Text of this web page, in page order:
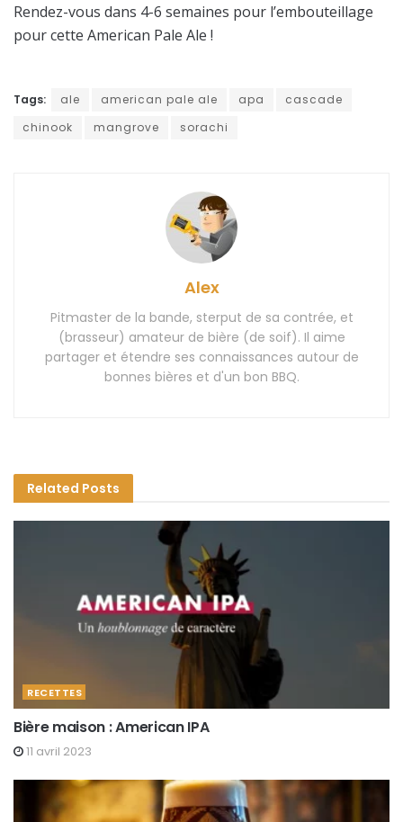
Rendez-vous dans 4-6 semaines pour l’embouteillage
pour cette American Pale Ale !
Tags: ale american pale ale apa
cascade
chinook
mangrove sorachi
Alex
Pitmaster de la bande, sterput de sa contrée, et
(brasseur) amateur de bière (de soif). Il aime
partager et étendre ses connaissances autour de
bonnes bières et d'un bon BBQ.
Related Posts
RECETTES
Bière maison : American IPA
11 avril 2023